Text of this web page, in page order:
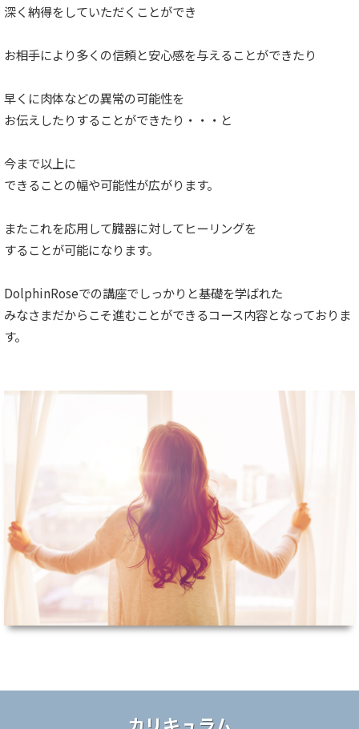
深く納得をしていただくことができ
お相手により多くの信頼と安心感を与えることができたり
早くに肉体などの異常の可能性を
お伝えしたりすることができたり・・・と
今まで以上に
できることの幅や可能性が広がります。
またこれを応用して臓器に対してヒーリングを
することが可能になります。
DolphinRoseでの講座でしっかりと基礎を学ばれた
みなさまだからこそ進むことができるコース内容となっておりま
す。